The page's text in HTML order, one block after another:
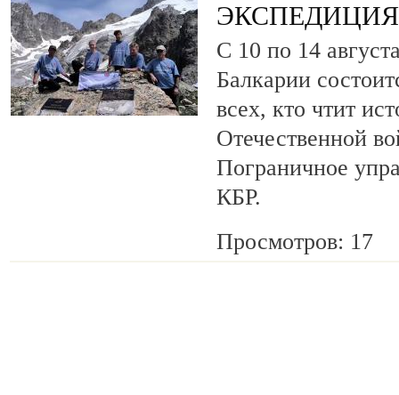
С 10 по 14
Балкарии
всех, кто чтит
Отечественной
Пограничное
КБР.
Просмотров: 17